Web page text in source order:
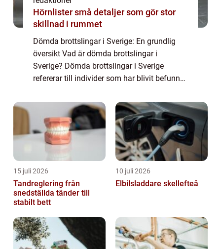
Hörnlister små detaljer som gör stor
skillnad i rummet
Dömda brottslingar i Sverige: En grundlig
översikt Vad är dömda brottslingar i
Sverige? Dömda brottslingar i Sverige
refererar till individer som har blivit befunna
domstol. Det kan vara allt från mindre fö...
15 juli 2026
Tandreglering från
snedställda tänder till
stabilt bett
10 juli 2026
Elbilsladdare skellefteå